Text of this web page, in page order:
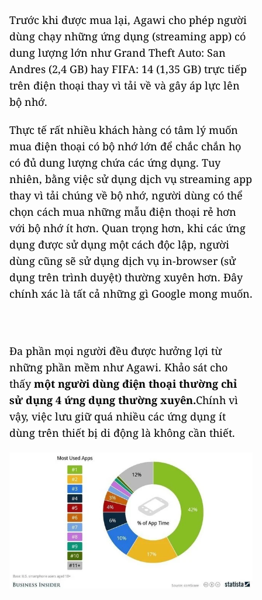
Trước khi được mua lại, Agawi cho phép người
dùng chạy những ứng dụng (streaming app) có
dung lượng lớn như Grand Theft Auto: San
Andres (2,4 GB) hay FIFA: 14 (1,35 GB) trực tiếp
trên điện thoại thay vì tải về và gây áp lực lên
bộ nhớ.
Thực tế rất nhiều khách hàng có tâm lý muốn
mua điện thoại có bộ nhớ lớn để chắc chắn họ
có đủ dung lượng chứa các ứng dụng. Tuy
nhiên, bằng việc sử dụng dịch vụ streaming app
thay vì tải chúng về bộ nhớ, người dùng có thể
chọn cách mua những mẫu điện thoại rẻ hơn
với bộ nhớ ít hơn. Quan trọng hơn, khi các ứng
dụng được sử dụng một cách độc lập, người
dùng cũng sẽ sử dụng dịch vụ in-browser (sử
dụng trên trình duyệt) thường xuyên hơn. Đây
chính xác là tất cả những gì Google mong muốn.
Đa phần mọi người đều được hưởng lợi từ
những phần mềm như Agawi. Khảo sát cho
thấymột người dùng điện thoại thường chỉ
sử dụng 4 ứng dụng thường xuyên.Chính vì
vậy, việc lưu giữ quá nhiều các ứng dụng ít
dùng trên thiết bị di động là không cần thiết.